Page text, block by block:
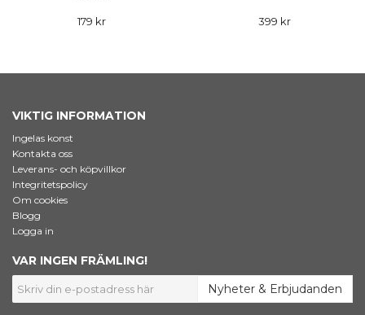
179 kr 399 kr
VIKTIG INFORMATION
Ingelas konst
Kontakta oss
Leverans- och köpvillkor
Integritetspolicy
Om cookies
Blogg
Logga in
VAR INGEN FRÄMLING!
Nyheter & Erbjudanden